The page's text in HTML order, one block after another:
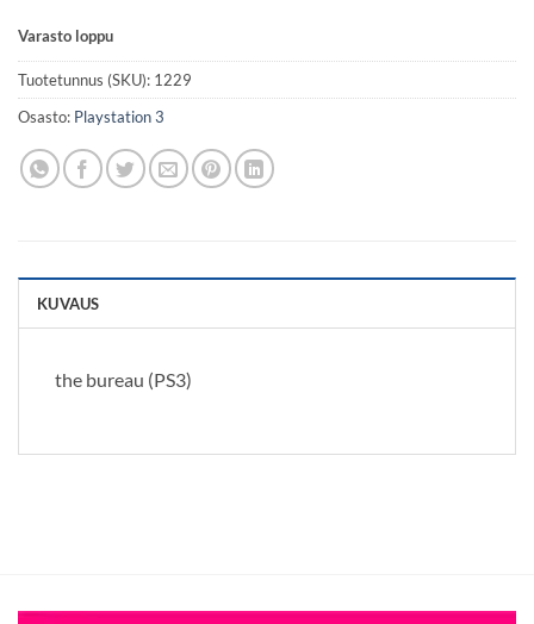
Varasto loppu
Tuotetunnus (SKU): 1229
Osasto: Playstation 3
KUVAUS
the bureau (PS3)